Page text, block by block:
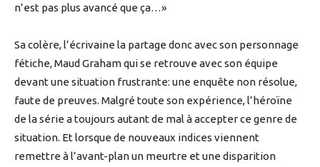
n’est pas plus avancé que ça…»
Sa colère, l’écrivaine la partage donc avec son personnage
fétiche, Maud Graham qui se retrouve avec son équipe
devant une situation frustrante: une enquête non résolue,
faute de preuves. Malgré toute son expérience, l’héroïne
de la série a toujours autant de mal à accepter ce genre de
situation. Et lorsque de nouveaux indices viennent
remettre à l’avant-plan un meurtre et une disparition